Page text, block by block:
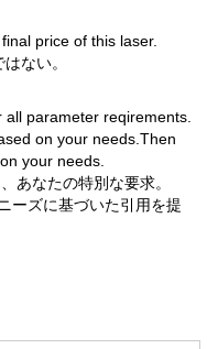
price of this laser.
ない。
all parameter reqirements.
on your needs.Then
your needs.
あなたの特別な要求。
ーズに基づいた引用を提